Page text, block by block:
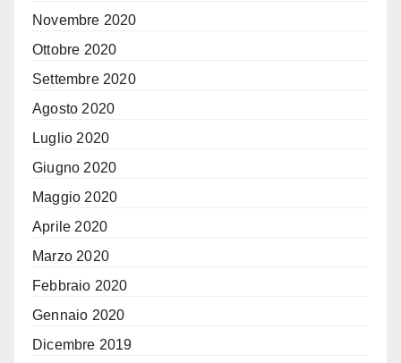
Novembre 2020
Ottobre 2020
Settembre 2020
Agosto 2020
Luglio 2020
Giugno 2020
Maggio 2020
Aprile 2020
Marzo 2020
Febbraio 2020
Gennaio 2020
Dicembre 2019